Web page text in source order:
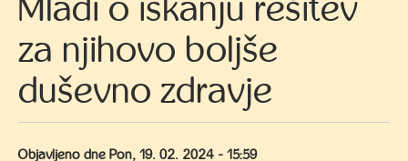
za njihovo boljše
duševno zdravje
Objavljeno dne Pon, 19. 02. 2024 - 15:59